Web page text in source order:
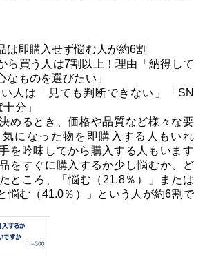
は即購入せず悩む人が約6割
ら買う人は7割以上！理由「納得して
なものを選びたい」
人は「見ても判断できない」「SN
分」
めるとき、価格や品質など様々な要
になった物を即購入する人もいれ
を吟味してから購入する人もいます
をすぐに購入するか少し悩むか、ど
ところ、「悩む（21.8％）」または
悩む（41.0％）」という人が約6割で